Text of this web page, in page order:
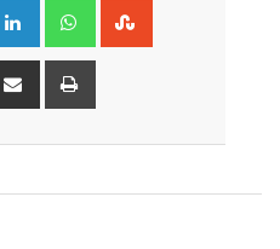
LinkedIn Whatsapp
Share